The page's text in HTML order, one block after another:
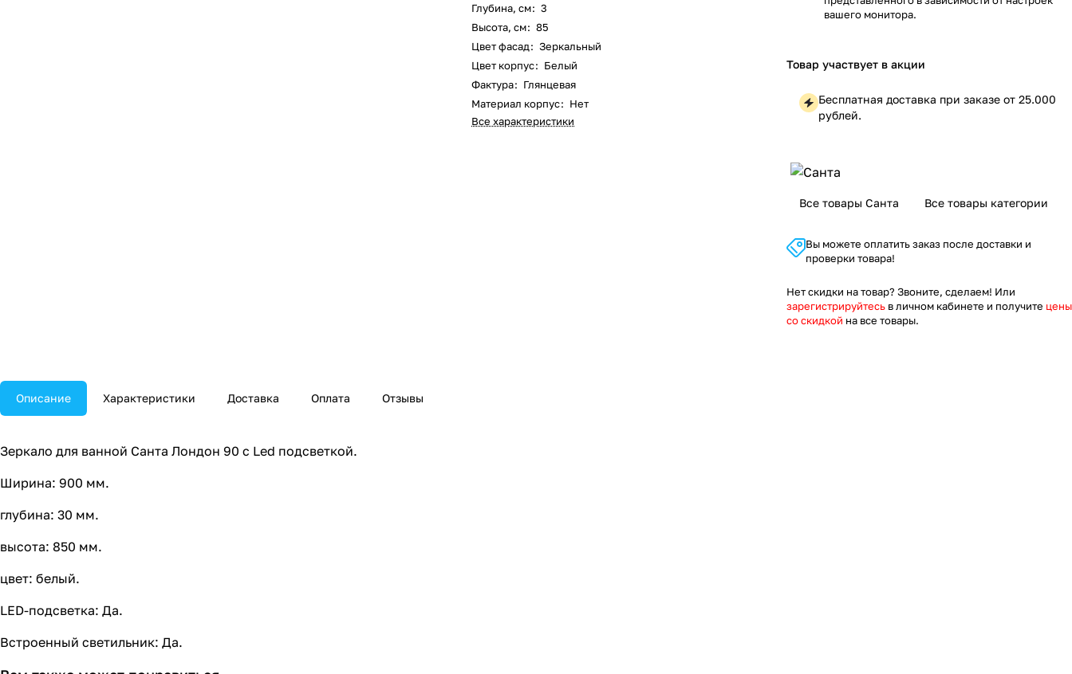
Глубина, см: 3
Высота, см: 85
Цвет фасад: Зеркальный
Цвет корпус: Белый
Фактура: Глянцевая
Материал корпус: Нет
Все характеристики
вашего монитора.
Товар участвует в акции
Бесплатная доставка при заказе от 25.000
рублей.
Все товары Санта Все товары категории
Вы можете оплатить заказ после доставки и
проверки товара!
Нет скидки на товар? Звоните, сделаем! Или
зарегистрируйтесь в личном кабинете и получите цены
со скидкой на все товары.
Описание Характеристики Доставка Оплата Отзывы
Зеркало для ванной Санта Лондон 90 с Led подсветкой.
Ширина: 900 мм.
глубина: 30 мм.
высота: 850 мм.
цвет: белый.
LED-подсветка: Да.
Встроенный светильник: Да.